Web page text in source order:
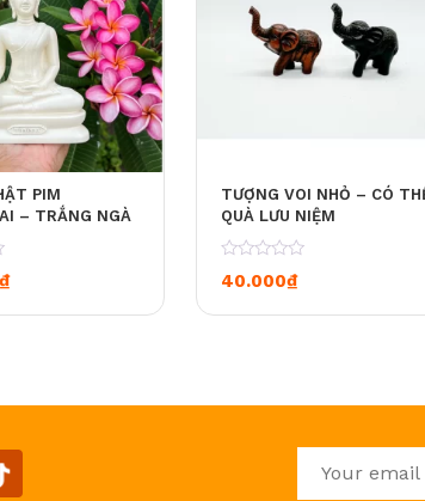
PIM
– TRẮNG NGÀ
₫
TƯỢNG VOI NHỎ – CÓ
QUÀ LƯU NIỆM
40.000₫